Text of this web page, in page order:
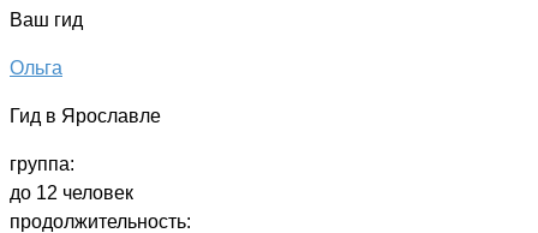
Ваш гид
Ольга
Гид в Ярославле
группа:
до 12 человек
продолжительность: